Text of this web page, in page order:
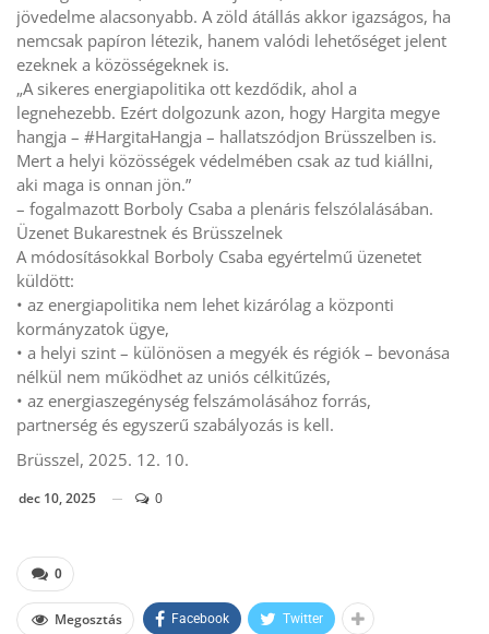
jövedelme alacsonyabb. A zöld átállás akkor igazságos, ha
nemcsak papíron létezik, hanem valódi lehetőséget jelent
ezeknek a közösségeknek is.
„A sikeres energiapolitika ott kezdődik, ahol a
legnehezebb. Ezért dolgozunk azon, hogy Hargita megye
hangja – #HargitaHangja – hallatszódjon Brüsszelben is.
Mert a helyi közösségek védelmében csak az tud kiállni,
aki maga is onnan jön.”
– fogalmazott Borboly Csaba a plenáris felszólalásában.
Üzenet Bukarestnek és Brüsszelnek
A módosításokkal Borboly Csaba egyértelmű üzenetet
küldött:
• az energiapolitika nem lehet kizárólag a központi
kormányzatok ügye,
• a helyi szint – különösen a megyék és régiók – bevonása
nélkül nem működhet az uniós célkitűzés,
• az energiaszegénység felszámolásához forrás,
partnerség és egyszerű szabályozás is kell.
Brüsszel, 2025. 12. 10.
dec 10, 2025 0
0
Megosztás Facebook Twitter